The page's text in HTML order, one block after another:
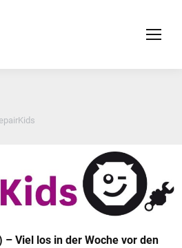
– Viel los in der Woche vor den